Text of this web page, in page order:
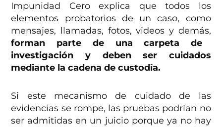
Impunidad Cero explica que todos los
elementos probatorios de un caso, como
mensajes, llamadas, fotos, videos y demás,
forman parte de una carpeta de
investigación y deben ser cuidados
mediante la cadena de custodia.
Si este mecanismo de cuidado de las
evidencias se rompe, las pruebas podrían no
ser admitidas en un juicio porque ya no hay